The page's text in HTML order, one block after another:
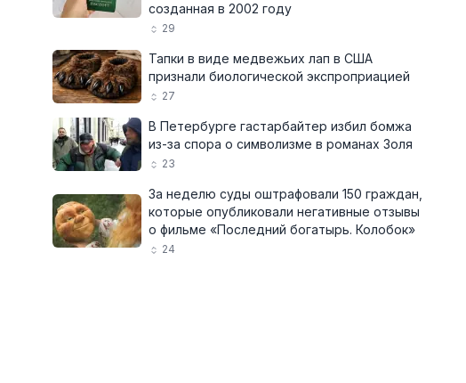
созданная в 2002 году
29
Тапки в виде медвежьих лап в США
признали биологической экспроприацией
27
В Петербурге гастарбайтер избил бомжа
из-за спора о символизме в романах Золя
23
За неделю суды оштрафовали 150 граждан,
которые опубликовали негативные отзывы
о фильме «Последний богатырь. Колобок»
24